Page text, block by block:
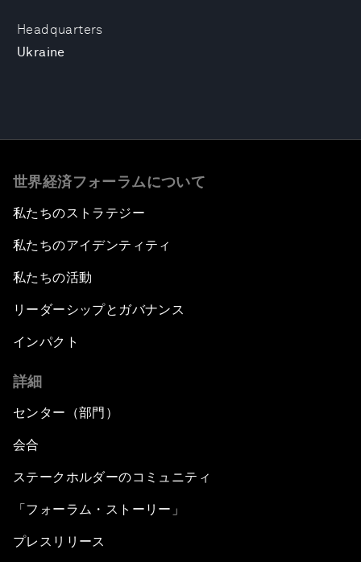
Headquarters
Ukraine
世界経済フォーラムについて
私たちのストラテジー
私たちのアイデンティティ
私たちの活動
リーダーシップとガバナンス
インパクト
詳細
センター（部門）
会合
ステークホルダーのコミュニティ
「フォーラム・ストーリー」
プレスリリース